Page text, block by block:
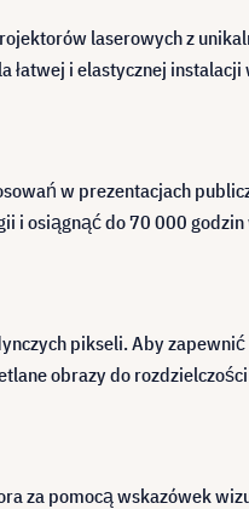
laserowych z
łatwej i elastycznej
w prezentacjach
i osiągnąć do 70 000
pikseli. Aby
obrazy do
za pomocą wskazówek